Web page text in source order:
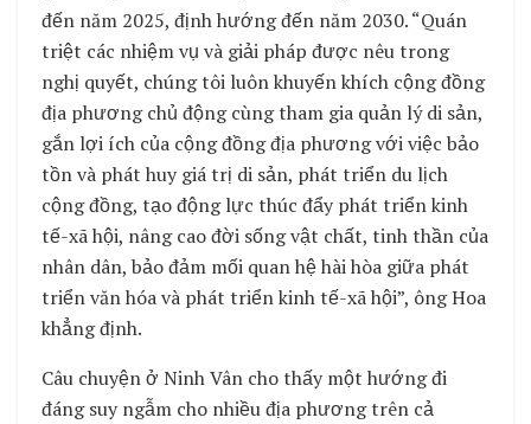
đến năm 2025, định hướng đến năm 2030. “Quán
triệt các nhiệm vụ và giải pháp được nêu trong
nghị quyết, chúng tôi luôn khuyến khích cộng đồng
địa phương chủ động cùng tham gia quản lý di sản,
gắn lợi ích của cộng đồng địa phương với việc bảo
tồn và phát huy giá trị di sản, phát triển du lịch
cộng đồng, tạo động lực thúc đẩy phát triển kinh
tế-xã hội, nâng cao đời sống vật chất, tinh thần của
nhân dân, bảo đảm mối quan hệ hài hòa giữa phát
triển văn hóa và phát triển kinh tế-xã hội”, ông Hoa
khẳng định.
Câu chuyện ở Ninh Vân cho thấy một hướng đi
đáng suy ngẫm cho nhiều địa phương trên cả